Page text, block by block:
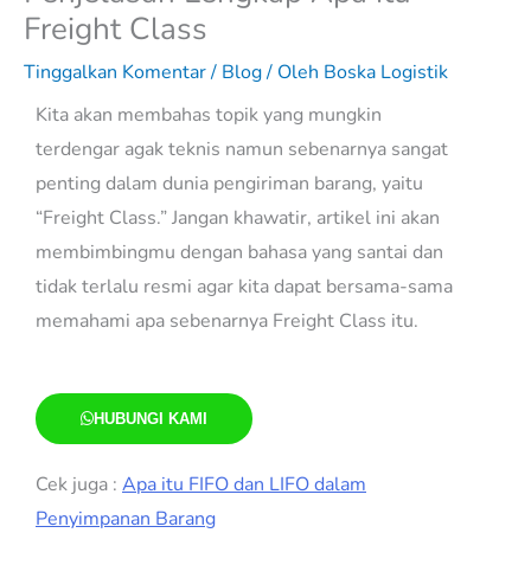
Freight Class
Tinggalkan Komentar/ Blog/ Oleh Boska Logistik
Kita akan membahas topik yang mungkin
terdengar agak teknis namun sebenarnya sangat
penting dalam dunia pengiriman barang, yaitu
“Freight Class.” Jangan khawatir, artikel ini akan
membimbingmu dengan bahasa yang santai dan
tidak terlalu resmi agar kita dapat bersama-sama
memahami apa sebenarnya Freight Class itu.
HUBUNGI KAMI
Cek juga : Apa itu FIFO dan LIFO dalam
Penyimpanan Barang